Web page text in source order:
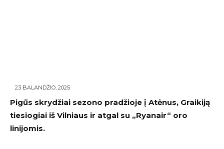
23 BALANDŽIO, 2025
Pigūs skrydžiai sezono pradžioje į Atėnus, Graikiją
tiesiogiai iš Vilniaus ir atgal su „Ryanair“ oro
linijomis.